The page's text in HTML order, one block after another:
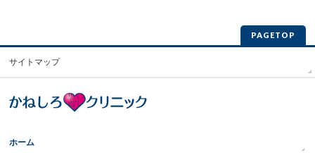
PAGETOP
サイトマップ
ホーム